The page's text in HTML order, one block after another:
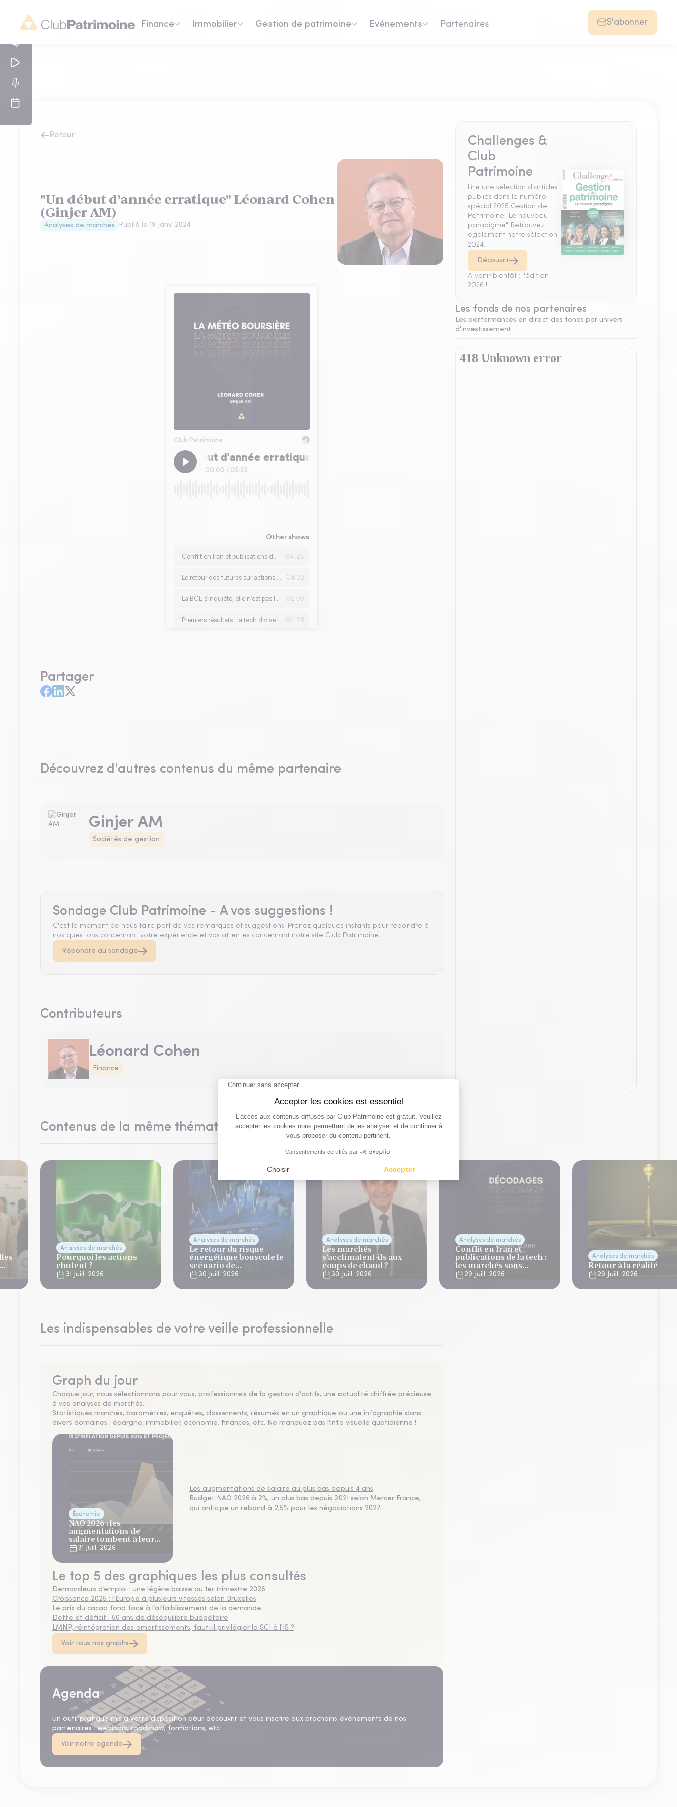
Finance Immobilier Gestion de patrimoine Evénements Partenaires S'abonner
Retour
"Un début d’année erratique" Léonard Cohen
(Ginjer AM)
Analyses de marchés Publié le 19 Janv. 2024
Partager
Découvrez d'autres contenus du même partenaire
Ginjer AM
Sociétés de gestion
Sondage Club Patrimoine - A vos suggestions !
C'est le moment de nous faire part de vos remarques et suggestions. Prenez quelques instants pour répondre à
nos questions concernant votre expérience et vos attentes concernant notre site Club Patrimoine.
Répondre au sondage
Contributeurs
Léonard Cohen
Finance
Contenus de la même thématique
Analyses de marchés
Pourquoi les actions
chutent ?
31 Juill. 2026
Analyses de marchés
Le retour du risque
énergétique bouscule le
scénario de
normalisation
30 Juill. 2026
Analyses de marchés
Les marchés
s’acclimatent-ils aux
coups de chaud ?
30 Juill. 2026
Analyses de marchés
Conflit en Iran et
publications de la tech :
les marchés sous
tension
29 Juill. 2026
Analyses de marchés
Retour à la réalité
29 Juill. 2026
Les indispensables de votre veille professionnelle
Graph du jour
Chaque jour, nous sélectionnons pour vous, professionnels de la gestion d'actifs, une actualité chiffrée précieuse
à vos analyses de marchés.
Statistiques marchés, baromètres, enquêtes, classements, résumés en un graphique ou une infographie dans
divers domaines : épargne, immobilier, économie, finances, etc. Ne manquez pas l'info visuelle quotidienne !
Économie
NAO 2026 : les
augmentations de
salaire tombent à leur
plus bas niveau depuis 4
ans
31 Juill. 2026
Les augmentations de salaire au plus bas depuis 4 ans
Budget NAO 2026 à 2%, un plus bas depuis 2021 selon Mercer France,
qui anticipe un rebond à 2,5% pour les négociations 2027.
Le top 5 des graphiques les plus consultés
Demandeurs d’emploi : une légère baisse au 1er trimestre 2026
Croissance 2025 : l’Europe à plusieurs vitesses selon Bruxelles
Le prix du cacao fond face à l’affaiblissement de la demande
Dette et déficit : 50 ans de déséquilibre budgétaire
LMNP, réintégration des amortissements, faut-il privilégier la SCI à l'IS ?
Voir tous nos graphs
Agenda
Un outil pratique mis à votre disposition pour découvrir et vous inscrire aux prochains événements de nos
partenaires : webinars, roadshow, formations, etc.
Voir notre agenda
Challenges &
Club
Patrimoine
Lire une sélection d'articles
publiés dans le numéro
spécial 2025 Gestion de
Patrimoine "Le nouveau
paradigme". Retrouvez
également notre sélection
2024.
Découvrir
A venir bientôt : l'édition
2026 !
Les fonds de nos partenaires
Les performances en direct des fonds par univers
d'investissement